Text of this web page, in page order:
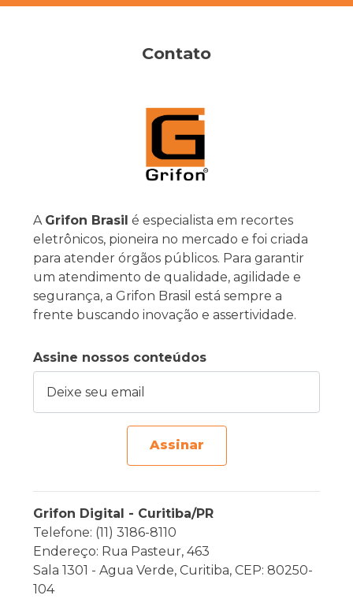
Contato
A Grifon Brasil é especialista em recortes
eletrônicos, pioneira no mercado e foi criada
para atender órgãos públicos. Para garantir
um atendimento de qualidade, agilidade e
segurança, a Grifon Brasil está sempre a
frente buscando inovação e assertividade.
Assine nossos conteúdos
Assinar
Grifon Digital - Curitiba/PR
Telefone: (11) 3186-8110
Endereço: Rua Pasteur, 463
Sala 1301 - Agua Verde, Curitiba, CEP: 80250-
104